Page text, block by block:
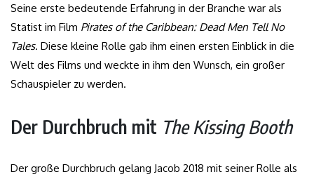
Seine erste bedeutende Erfahrung in der Branche war als
Statist im Film Pirates of the Caribbean: Dead Men Tell No
Tales. Diese kleine Rolle gab ihm einen ersten Einblick in die
Welt des Films und weckte in ihm den Wunsch, ein großer
Schauspieler zu werden.
Der Durchbruch mit The Kissing Booth
Der große Durchbruch gelang Jacob 2018 mit seiner Rolle als